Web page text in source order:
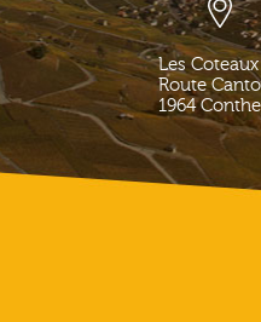
Les
Route
1964